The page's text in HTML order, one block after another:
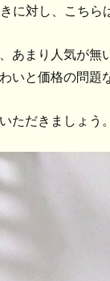
に対し、こちら
あまり人気が無
いと価格の問題
ただきましょう。